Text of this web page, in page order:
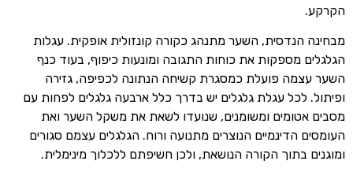
הקרקע.
מבחינה הנדסית, השער מתנהג כקורה קונזולית אופקית. עגלות
הגלגלים מספקות את כוחות התגובה ומונעות כיפוף, בעוד כנף
השער עצמה פועלת כמסגרת קשיחה הנתונה לכפיפה, גזירה
ופיתול. לכל עגלת גלגלים יש בדרך כלל ארבעה גלגלים לפחות עם
מסבים אטומים ומשומנים, שנועדו לשאת את משקל השער ואת
העומסים הדינמיים הנוצרים מתנועה ורוח. הגלגלים עצמם סגורים
ומוגנים בתוך הקורה הנושאת, ולכן חשיפתם ללכלוך מינימלית.